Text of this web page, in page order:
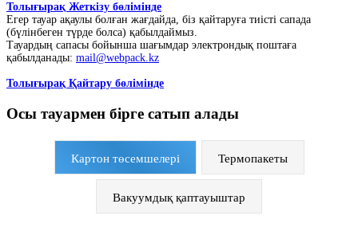
Толығырақ Жеткізу бөлімінде
Егер тауар ақаулы болған жағдайда, біз қайтаруға тиісті сапада
(бүлінбеген түрде болса) қабылдаймыз.
Тауардың сапасы бойынша шағымдар электрондық поштаға
қабылданады: mail@webpack.kz
Толығырақ Қайтару бөлімінде
Осы тауармен бірге сатып алады
Картон төсемшелері Термопакеты
Вакуумдық қаптауыштар